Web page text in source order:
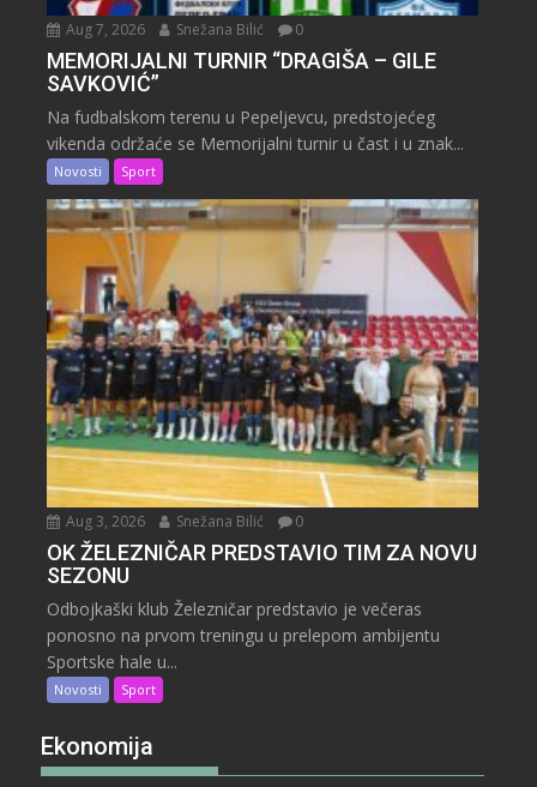
Aug 7, 2026 Snežana Bilić 0
MEMORIJALNI TURNIR “DRAGIŠA – GILE
SAVKOVIĆ”
Na fudbalskom terenu u Pepeljevcu, predstojećeg
vikenda održaće se Memorijalni turnir u čast i u znak...
Novosti Sport
Aug 3, 2026 Snežana Bilić 0
OK ŽELEZNIČAR PREDSTAVIO TIM ZA NOVU
SEZONU
Odbojkaški klub Železničar predstavio je večeras
ponosno na prvom treningu u prelepom ambijentu
Sportske hale u...
Novosti Sport
Ekonomija